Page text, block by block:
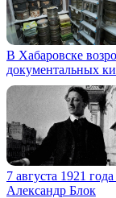
В Хабаровске
документальных
7 августа 1921
Александр Блок